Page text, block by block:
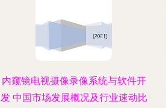
内窥镜电视摄像录像系统与软件开
发 中国市场发展概况及行业速动比